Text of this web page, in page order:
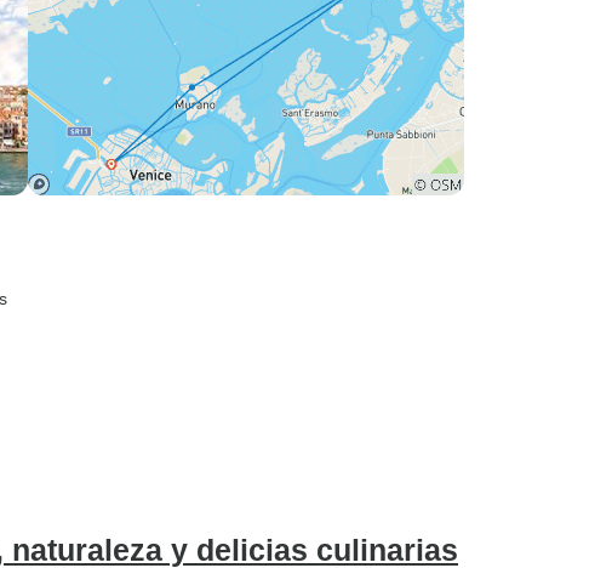
y delicias culinarias